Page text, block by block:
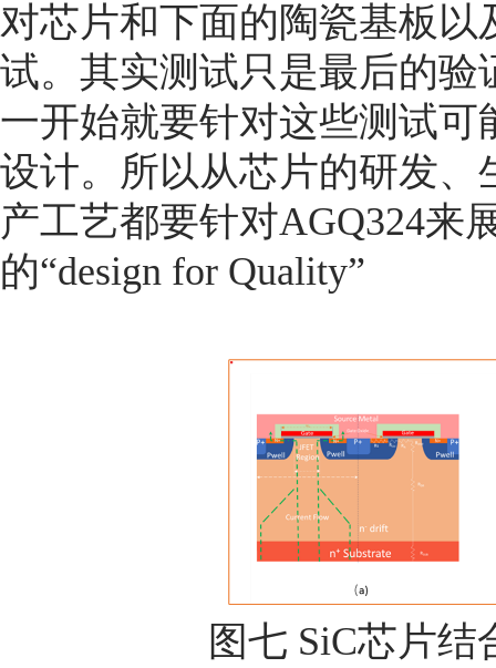
对芯片和下面的陶瓷基板
试。其实测试只是最后的
一开始就要针对这些测试
设计。所以从芯片的研发
产工艺都要针对AGQ324来
的“design for Quality”
图七 SiC芯片